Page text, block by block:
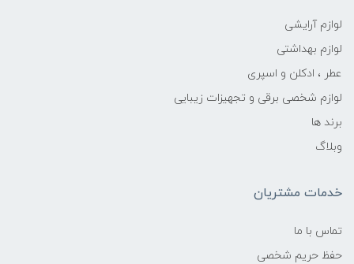
لوازم آرایشی
لوازم بهداشتی
عطر ، ادکلن و اسپری
لوازم شخصی برقی و تجهیزات زیبایی
برند ها
وبلاگ
خدمات مشتریان
تماس با ما
حفظ حریم شخصی